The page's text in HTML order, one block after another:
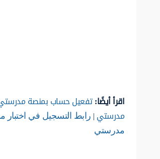
اقرأ أيضًا:تفعيل حساب بمنصة
مدرستي| رابط التسجيل في
مدرستي